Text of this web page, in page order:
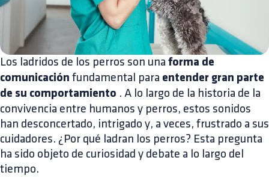
Los ladridos de los perros son una forma de
comunicación fundamental para entender gran parte
de su comportamiento . A lo largo de la historia de la
convivencia entre humanos y perros, estos sonidos
han desconcertado, intrigado y, a veces, frustrado a sus
cuidadores. ¿Por qué ladran los perros? Esta pregunta
ha sido objeto de curiosidad y debate a lo largo del
tiempo.